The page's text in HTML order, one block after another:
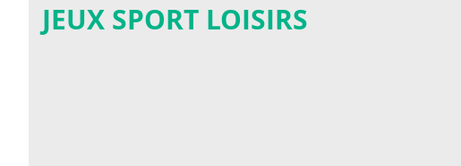
JEUX SPORT LOISIRS